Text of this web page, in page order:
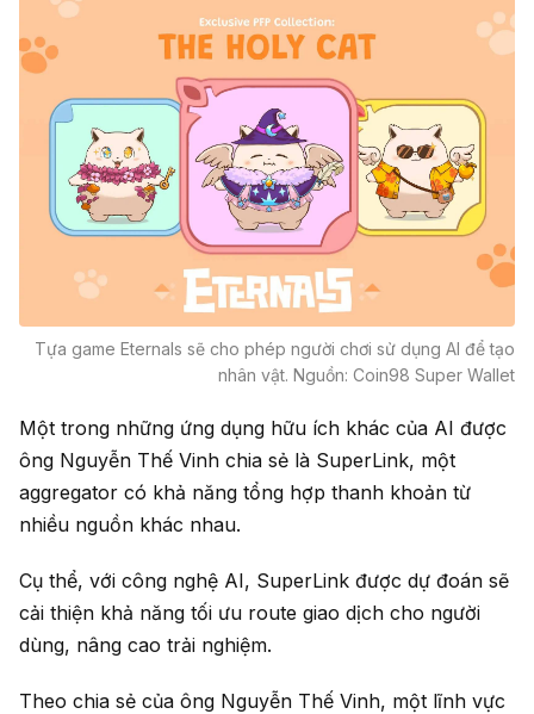
Tựa game Eternals sẽ cho phép người chơi sử dụng AI để tạo
nhân vật. Nguồn: Coin98 Super Wallet
Một trong những ứng dụng hữu ích khác của AI được
ông Nguyễn Thế Vinh chia sẻ là SuperLink, một
aggregator có khả năng tổng hợp thanh khoản từ
nhiều nguồn khác nhau.
Cụ thể, với công nghệ AI, SuperLink được dự đoán sẽ
cải thiện khả năng tối ưu route giao dịch cho người
dùng, nâng cao trải nghiệm.
Theo chia sẻ của ông Nguyễn Thế Vinh, một lĩnh vực